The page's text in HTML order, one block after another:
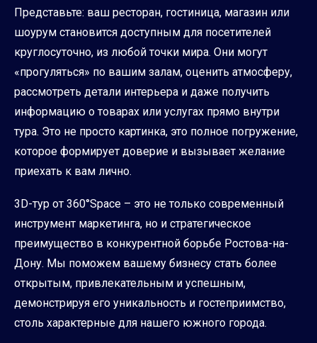
Представьте: ваш ресторан, гостиница, магазин или
шоурум становится доступным для посетителей
круглосуточно, из любой точки мира. Они могут
«прогуляться» по вашим залам, оценить атмосферу,
рассмотреть детали интерьера и даже получить
информацию о товарах или услугах прямо внутри
тура. Это не просто картинка, это полное погружение,
которое формирует доверие и вызывает желание
приехать к вам лично.
3D-тур от 360°Space – это не только современный
инструмент маркетинга, но и стратегическое
преимущество в конкурентной борьбе Ростова-на-
Дону. Мы поможем вашему бизнесу стать более
открытым, привлекательным и успешным,
демонстрируя его уникальность и гостеприимство,
столь характерные для нашего южного города.